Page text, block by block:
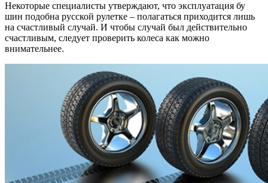
Некоторые специалисты утверждают, что эксплуатация бу
шин подобна русской рулетке – полагаться приходится лишь
на счастливый случай. И чтобы случай был действительно
счастливым, следует проверить колеса как можно
внимательнее.